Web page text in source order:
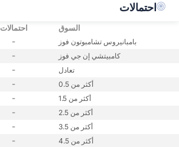
احتمالات
السوق احتمالات
بامبانيروس تشامبوتون فوز -
كامبيتشي إن جي فوز -
تعادل -
أكثر من 0.5 -
أكثر من 1.5 -
أكثر من 2.5 -
أكثر من 3.5 -
أكثر من 4.5 -